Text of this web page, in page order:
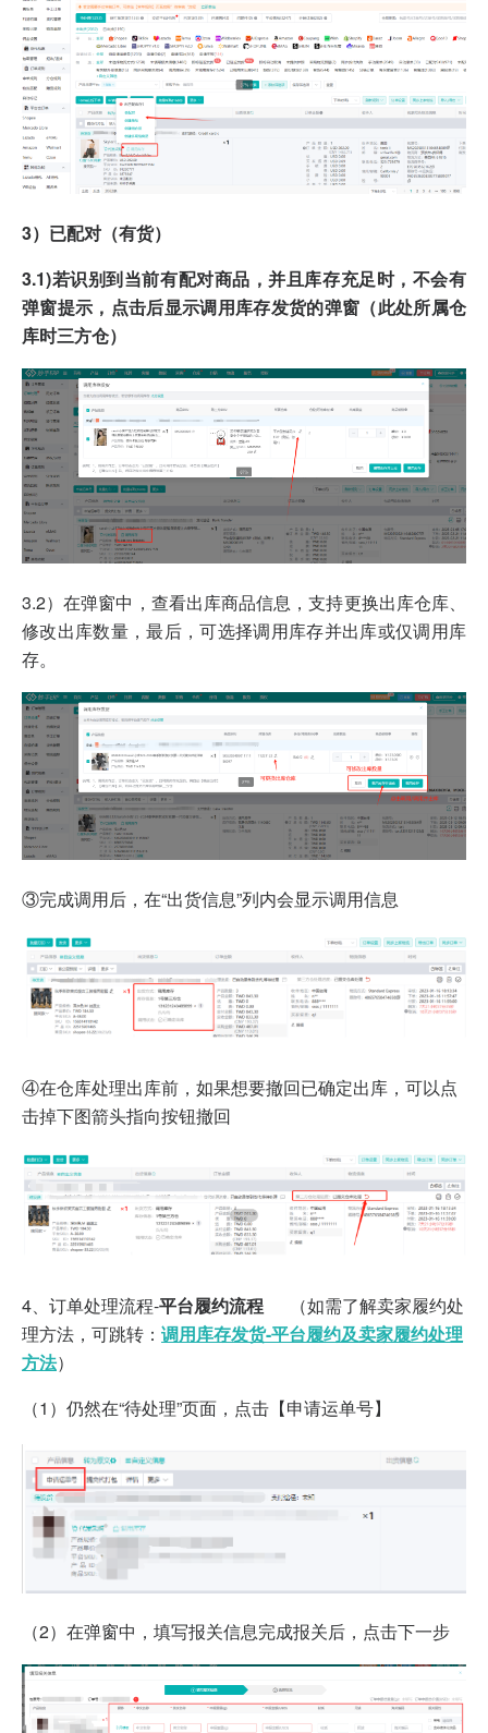
3）已配对（有货）
3.1)若识别到当前有配对商品，并且库存充足时，不会有
弹窗提示，点击后显示调用库存发货的弹窗（此处所属仓
库时三方仓）
3.2）在弹窗中，查看出库商品信息，支持更换出库仓库、
修改出库数量，最后，可选择调用库存并出库或仅调用库
存。
③完成调用后，在“出货信息”列内会显示调用信息
④在仓库处理出库前，如果想要撤回已确定出库，可以点
击掉下图箭头指向按钮撤回
4、订单处理流程-平台履约流程 （如需了解卖家履约处
理方法，可跳转： 调用库存发货-平台履约及卖家履约处理
方法）
（1）仍然在“待处理”页面，点击【申请运单号】
（2）在弹窗中，填写报关信息完成报关后，点击下一步